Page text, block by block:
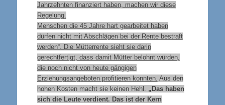
Jahrzehnten finanziert haben, machen wir diese
Regelung.
Menschen die 45 Jahre hart gearbeitet haben
dürfen nicht mit Abschlägen bei der Rente bestraft
werden“. Die Mütterrente sieht sie darin
gerechtfertigt, dass damit Mütter belohnt würden,
die noch nicht von heute gängigen
Erziehungsangeboten profitieren konnten. Aus den
hohen Kosten macht sie keinen Hehl. „Das haben
sich die Leute verdient. Das ist der Kern